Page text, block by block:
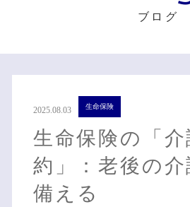
ブログ
2025.08.03 生命保険
生命保険の「
約」：老後の介
備える